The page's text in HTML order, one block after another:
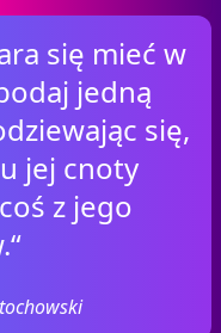
się mieć w
jedną
się,
jej cnoty
z jego